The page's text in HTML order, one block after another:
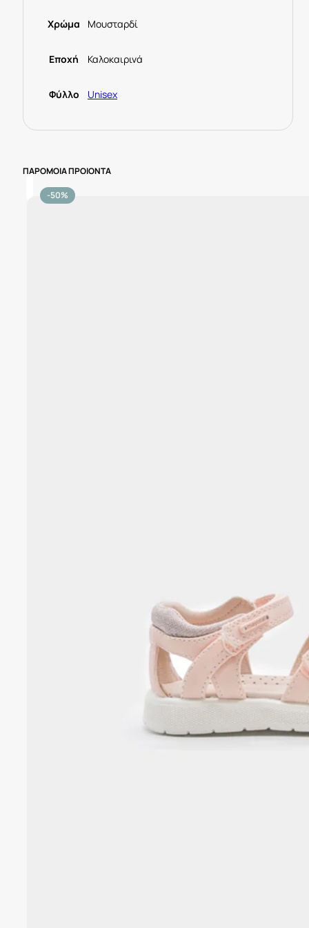
Χρώμα Μουσταρδί
Εποχή Καλοκαιρινά
Φύλλο Unisex
ΠΑΡΟΜΟΙΑ ΠΡΟΙΟΝΤΑ
-50%